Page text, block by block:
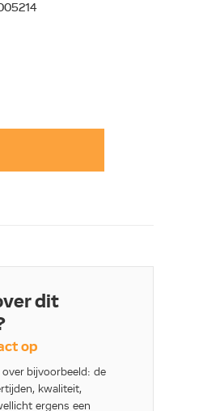
dit
op
bijvoorbeeld: de
kwaliteit,
ergens een